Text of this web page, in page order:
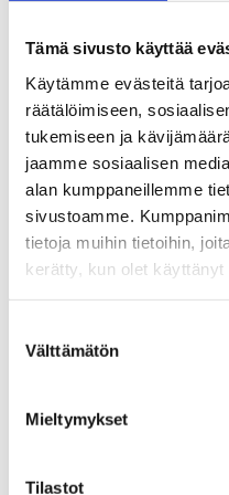
Tämä sivusto käyttää
Käytämme evästeitä
räätälöimiseen,
tukemiseen ja
jaamme sosiaalisen
alan kumppaneillemme
sivustoamme.
tietoja muihin tietoihin,
kerätty, kun olet käyttänyt
Välttämätön
Mieltymykset
Tilastot
sähköpostilla
Hankinnat
Tuusulan kunta
palveluja ja tavaroita
miljoonalla eurolla.
verkkosivuilla, vaan
hankintayksiköiden